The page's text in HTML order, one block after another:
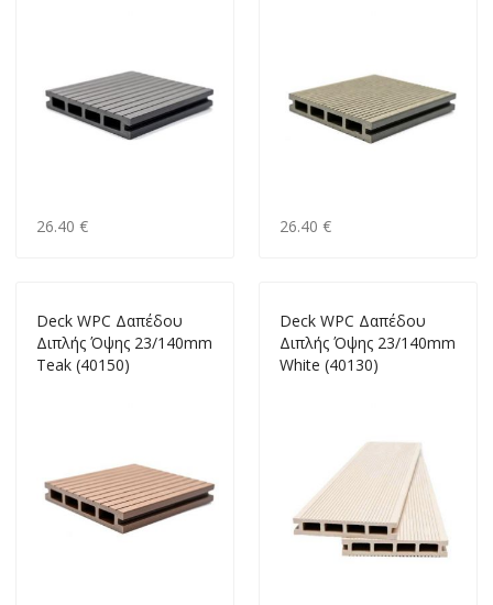
26.40 € 26.40 €
Deck WPC Δαπέδου
Διπλής Όψης 23/140mm
Teak (40150)
Deck WPC Δαπέδου
Διπλής Όψης 23/140mm
White (40130)